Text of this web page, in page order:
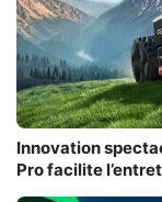
Innovation
Pro facilite